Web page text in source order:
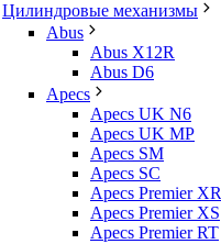
Цилиндровые механизмы
Abus
Abus X12R
Abus D6
Apecs
Apecs UK N6
Apecs UK MP
Apecs SM
Apecs SC
Apecs Premier XR
Apecs Premier XS
Apecs Premier RT